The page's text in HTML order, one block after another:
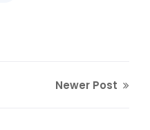
Newer Post